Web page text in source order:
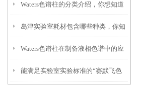
学性价比高 + 售后*指南
Waters色谱柱的分类介绍，你想知道
的都在这儿了！
岛津实验室耗材包含哪些种类，你知
道吗？
Waters色谱柱在制备液相色谱中的应
用有哪些？
能满足实验室实验标准的“赛默飞色